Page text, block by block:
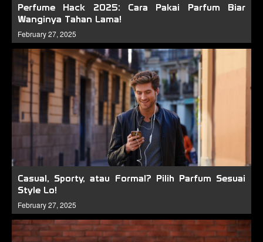
Perfume Hack 2025: Cara Pakai Parfum Biar
Wanginya Tahan Lama!
February 27, 2025
Casual, Sporty, atau Formal? Pilih Parfum Sesuai
Style Lo!
February 27, 2025